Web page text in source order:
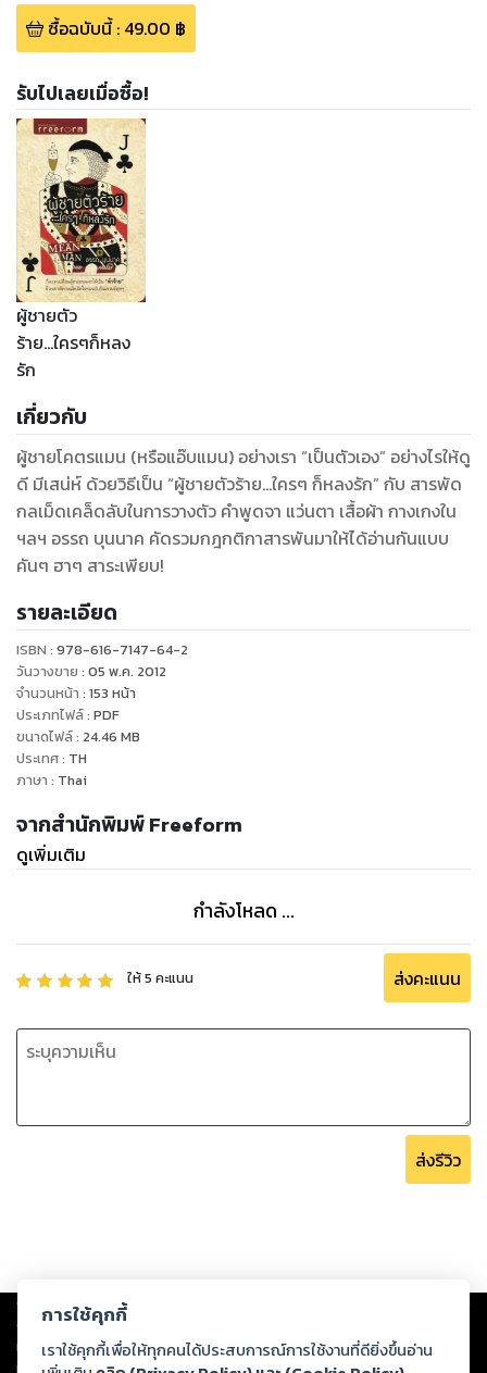
ซื้อฉบับนี้: 49.00 ฿
รับไปเลยเมื่อซื้อ!
ผู้ชายตัว
ร้าย...ใครๆก็หลง
รัก
เกี่ยวกับ
ผู้ชายโคตรแมน (หรือแอ๊บแมน) อย่างเรา “เป็นตัวเอง” อย่างไรให้ดู
ดี มีเสน่ห์ ด้วยวิธีเป็น “ผู้ชายตัวร้าย...ใครๆ ก็หลงรัก” กับ สารพัด
กลเม็ดเคล็ดลับในการวางตัว คำพูดจา แว่นตา เสื้อผ้า กางเกงใน
ฯลฯ อรรถ บุนนาค คัดรวมกฎกติกาสารพันมาให้ได้อ่านกันแบบ
คันๆ ฮาๆ สาระเพียบ!
รายละเอียด
ISBN : 978-616-7147-64-2
วันวางขาย : 05 พ.ค. 2012
จำนวนหน้า : 153 หน้า
ประเภทไฟล์: PDF
ขนาดไฟล์: 24.46 MB
ประเทศ: TH
ภาษา : Thai
จากสำนักพิมพ์ Freeform
ดูเพิ่มเติม
กำลังโหลด ...
ให้5 คะแนน ส่งคะแนน
ส่งรีวิว
Copyright © 2026
ต่อผลงานหรือเนื้อหาใดที่อัปโหลดผ่านเว็บไซต์และปรากฏว่าละเมิดสิทธิใน
ทรัพย์สินทางปัญญาของบุคคลอื่นหรือขัดต่อกฎหมายและศีลธรรม ดังนั้น ผู้อ่าน
ทุกท่านโปรดใช้วิจารณญาณในการกลั่นกรองด้วยตนเอง และหากท่านพบว่าส่วน
การใช้คุกกี้
เราใช้คุกกี้เพื่อให้ทุกคนได้ประสบการณ์การใช้งานที่ดียิ่งขึ้นอ่าน